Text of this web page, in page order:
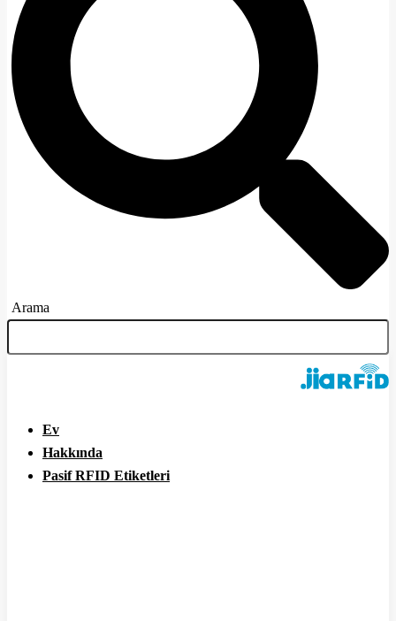
Arama
Ev
Hakkında
Pasif RFID Etiketleri